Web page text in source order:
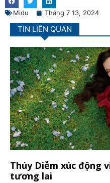
Midu Tháng 7 13, 2024
TIN LIÊN QUAN
Thúy Diễm xúc động
tương lai